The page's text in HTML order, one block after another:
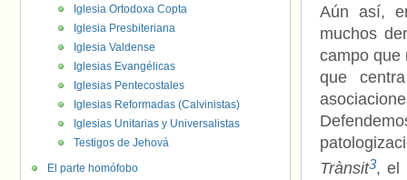
Aún así,
muchos
campo que
que
Trànsit3, el
Iglesia Ortodoxa Copta
Iglesia Presbiteriana
Iglesia Valdense
Iglesias Evangélicas
Iglesias Pentecostales
Iglesias Reformadas (Calvinistas)
Iglesias Unitarias y Universalistas
Testigos de Jehová
El parte homófobo